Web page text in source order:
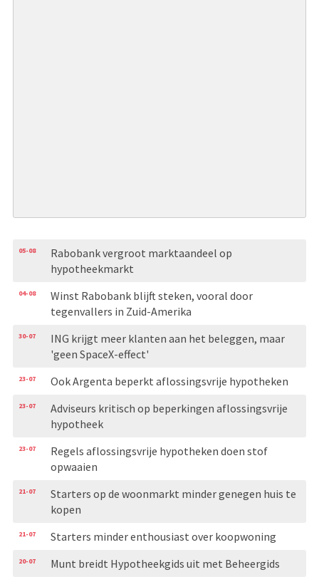
05-08
Rabobank vergroot marktaandeel op
hypotheekmarkt
04-08
Winst Rabobank blijft steken, vooral door
tegenvallers in Zuid-Amerika
30-07
ING krijgt meer klanten aan het beleggen, maar
'geen SpaceX-effect'
23-07 Ook Argenta beperkt aflossingsvrije hypotheken
23-07
Adviseurs kritisch op beperkingen aflossingsvrije
hypotheek
23-07
Regels aflossingsvrije hypotheken doen stof
opwaaien
21-07
Starters op de woonmarkt minder genegen huis te
kopen
21-07 Starters minder enthousiast over koopwoning
20-07 Munt breidt Hypotheekgids uit met Beheergids